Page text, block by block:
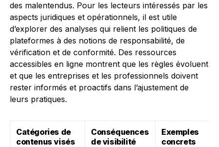
des malentendus. Pour les lecteurs intéressés par les
aspects juridiques et opérationnels, il est utile
d’explorer des analyses qui relient les politiques de
plateformes à des notions de responsabilité, de
vérification et de conformité. Des ressources
accessibles en ligne montrent que les règles évoluent
et que les entreprises et les professionnels doivent
rester informés et proactifs dans l’ajustement de
leurs pratiques.
Catégories de
contenus visés
Conséquences
de visibilité
Exemples
concrets